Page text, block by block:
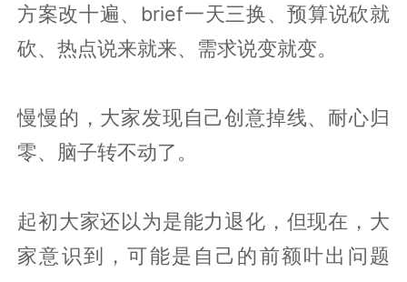
方案改十遍、brief一天三换、预算说砍就
砍、热点说来就来、需求说变就变。
慢慢的，大家发现自己创意掉线、耐心归
零、脑子转不动了。
起初大家还以为是能力退化，但现在，大
家意识到，可能是自己的前额叶出问题